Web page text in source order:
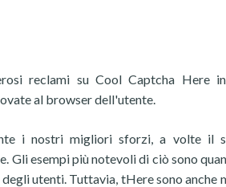
reclami su Cool Captcha Here
al browser dell'utente.
i nostri migliori sforzi, a volte il
Gli esempi più notevoli di ciò sono
utenti. Tuttavia, tHere sono anche